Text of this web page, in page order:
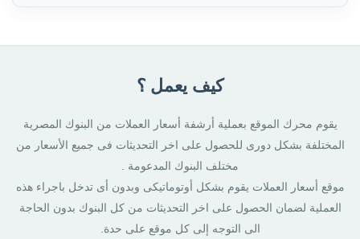
كيف يعمل ؟
يقوم محرك الموقع بعملية أرشفة أسعار العملات من البنوك المصرية
المختلفة بشكل دورى للحصول على اخر التحديثات فى جميع الأسعار من
مختلف البنوك المدعومة .
موقع أسعار العملات يقوم بشكل أوتوماتيكى وبدون أى تدخل باجراء هذه
العملية لضمان الحصول على اخر التحديثات من كل البنوك بدون الحاجة
الى التوجه إلى كل موقع على حدة.